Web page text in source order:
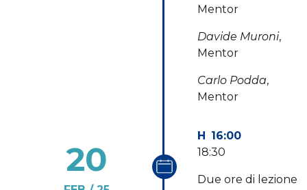
Mentor
Davide Muroni,
Mentor
Carlo Podda,
Mentor
20
16:00
18:30
Due ore di lezione